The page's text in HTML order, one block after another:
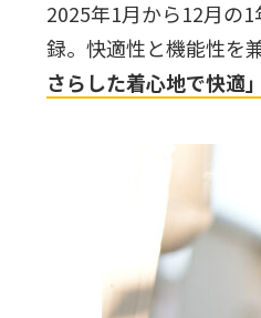
2025年1月から12月の
録。快適性と機能性を
さらした着心地で快適